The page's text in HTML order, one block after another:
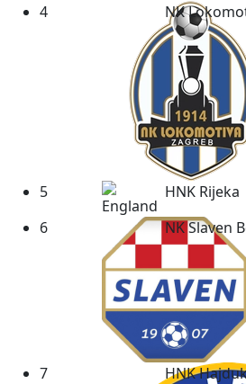
4 NK
5 HNK Rijeka
6
NK Slaven
7 HNK